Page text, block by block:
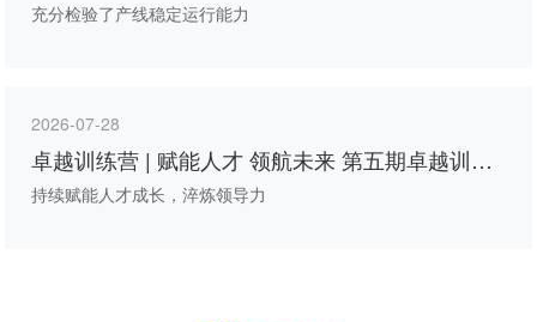
充分检验了产线稳定运行能力
2026-07-28
卓越训练营 | 赋能人才 领航未来 第五期卓越训练
营第四次线下课程圆满举行
持续赋能人才成长，淬炼领导力